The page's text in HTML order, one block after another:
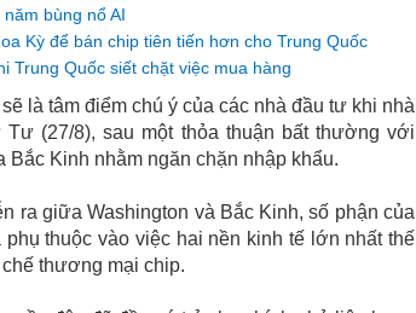
bùng nổ AI
Kỳ để bán chip tiên tiến hơn cho Trung Quốc
Trung Quốc siết chặt việc mua hàng
là tâm điểm chú ý của các nhà đầu tư khi nhà
(27/8), sau một thỏa thuận bất thường với
Kinh nhằm ngăn chặn nhập khẩu.
ra giữa Washington và Bắc Kinh, số phận của
thuộc vào việc hai nền kinh tế lớn nhất thế
thương mại chip.